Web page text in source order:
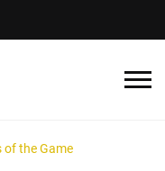
the Game